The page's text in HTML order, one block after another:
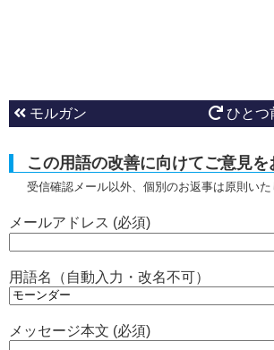
モルガン ひとつ
この用語の改善に向けてご意見を
受信確認メール以外、個別のお返事は原則い
メールアドレス (必須)
用語名（自動入力・改名不可）
メッセージ本文 (必須)